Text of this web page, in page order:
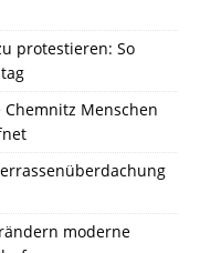
protestieren: So
Menschen
moderne